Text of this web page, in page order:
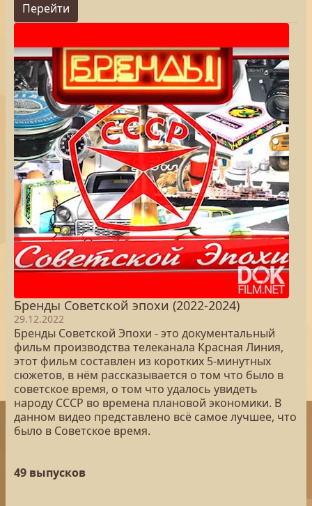
Перейти
Бренды Советской эпохи (2022-2024)
29.12.2022
Бренды Советской Эпохи - это документальный
фильм производства телеканала Красная Линия,
этот фильм составлен из коротких 5-минутных
сюжетов, в нём рассказывается о том что было в
советское время, о том что удалось увидеть
народу СССР во времена плановой экономики. В
данном видео представлено всё самое лучшее, что
было в Советское время.
49 выпусков